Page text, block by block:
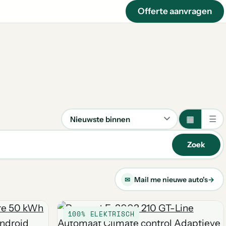
Offerte aanvragen
Sorteren
▦ ☰
Zoek
✉ Mail me nieuwe auto's→
100% ELEKTRISCH